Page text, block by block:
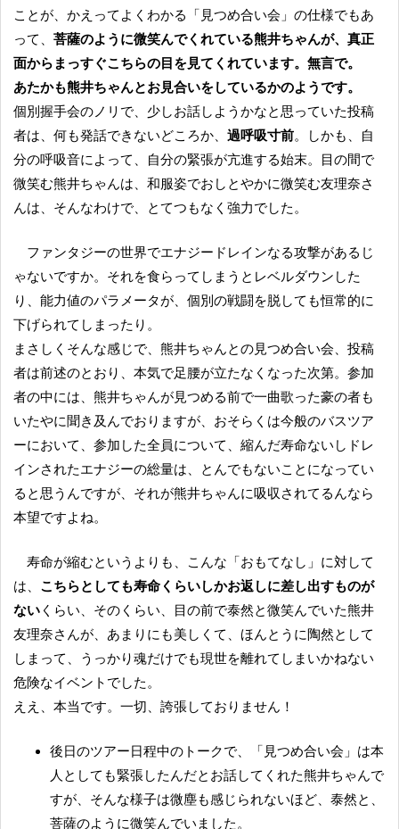
ことが、かえってよくわかる「見つめ合い会」の仕様でもあ
って、 菩薩のように微笑んでくれている熊井ちゃんが、真正
面からまっすぐこちらの目を見てくれています。無言で。
あたかも熊井ちゃんとお見合いをしているかのようです。
個別握手会のノリで、少しお話しようかなと思っていた投稿
者は、何も発話できないどころか、 過呼吸寸前。しかも、自
分の呼吸音によって、自分の緊張が亢進する始末。目の間で
微笑む熊井ちゃんは、和服姿でおしとやかに微笑む友理奈さ
んは、そんなわけで、とてつもなく強力でした。
ファンタジーの世界でエナジードレインなる攻撃があるじ
ゃないですか。それを食らってしまうとレベルダウンした
り、能力値のパラメータが、個別の戦闘を脱しても恒常的に
下げられてしまったり。
まさしくそんな感じで、熊井ちゃんとの見つめ合い会、投稿
者は前述のとおり、本気で足腰が立たなくなった次第。参加
者の中には、熊井ちゃんが見つめる前で一曲歌った豪の者も
いたやに聞き及んでおりますが、おそらくは今般のバスツア
ーにおいて、参加した全員について、縮んだ寿命ないしドレ
インされたエナジーの総量は、とんでもないことになってい
ると思うんですが、それが熊井ちゃんに吸収されてるんなら
本望ですよね。
寿命が縮むというよりも、こんな「おもてなし」に対して
は、 こちらとしても寿命くらいしかお返しに差し出すものが
ない くらい、そのくらい、目の前で泰然と微笑んでいた熊井
友理奈さんが、あまりにも美しくて、ほんとうに陶然として
しまって、うっかり魂だけでも現世を離れてしまいかねない
危険なイベントでした。
ええ、本当です。一切、誇張しておりません！
後日のツアー日程中のトークで、「見つめ合い会」は本
人としても緊張したんだとお話してくれた熊井ちゃんで
すが、そんな様子は微塵も感じられないほど、泰然と、
菩薩のように微笑んでいました。